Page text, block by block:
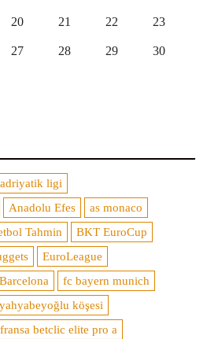
20 21 22 23
27 28 29 30
adriyatik ligi
Anadolu Efes
as monaco
Tahmin
BKT EuroCup
EuroLeague
fc bayern munich
köşesi
fransa betclic elite pro a